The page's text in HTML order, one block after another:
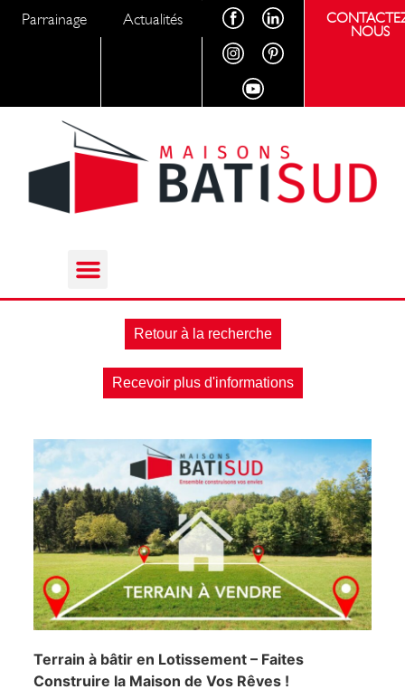
Parrainage Actualités
NOUS
Retour à la recherche
Recevoir plus d'informations
Terrain à bâtir en Lotissement – Faites
Construire la Maison de Vos Rêves !